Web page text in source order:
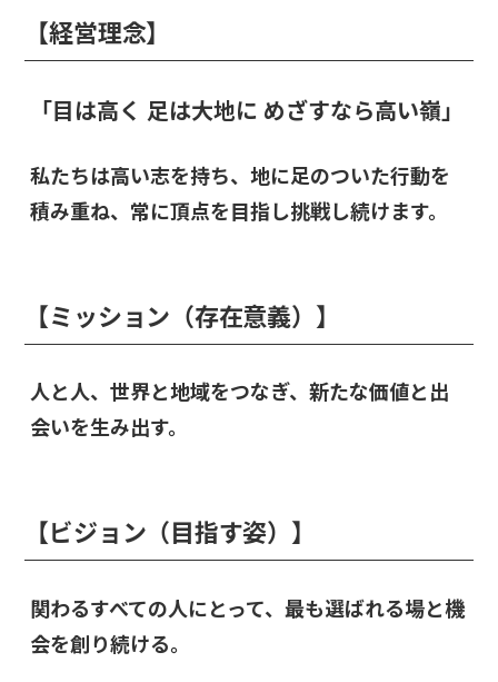
【経営理念】
「目は高く 足は大地に めざすなら高い嶺」
私たちは高い志を持ち、地に足のついた行動を
積み重ね、常に頂点を目指し挑戦し続けます。
【ミッション（存在意義）】
人と人、世界と地域をつなぎ、新たな価値と出
会いを生み出す。
【ビジョン（目指す姿）】
関わるすべての人にとって、最も選ばれる場と機
会を創り続ける。